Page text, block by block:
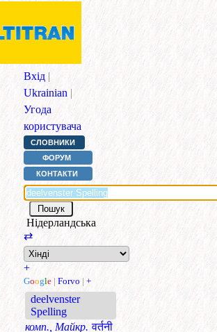
Вхід |
Ukrainian |
Угода
користувача
СЛОВНИКИ
ФОРУМ
КОНТАКТИ
Нідерландська
⇄
+
Google | Forvo | +
deelvenster
Spelling
комп., Майкр. वर्तनी